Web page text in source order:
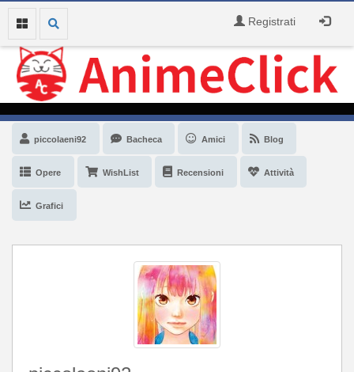
Registrati
piccolaeni92 Bacheca Amici Blog
Opere WishList Recensioni Attività
Grafici